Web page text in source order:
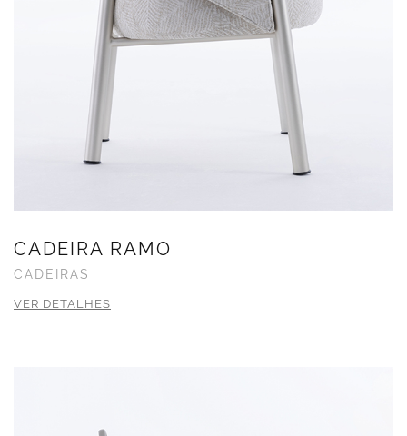
CADEIRA RAMO
CADEIRAS
VER DETALHES